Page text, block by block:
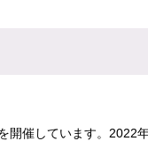
催しています。2022